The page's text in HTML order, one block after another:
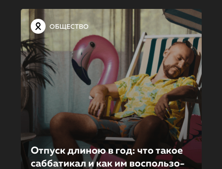
ОБЩЕСТВО
Отпуск длиною в год: что такое
саббатикал и как им воспользо­